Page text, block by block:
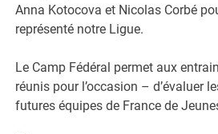
Anna Kotocova et Nicolas Corbé
représenté notre Ligue.
Le Camp Fédéral permet aux
réunis pour l’occasion – d’évaluer
futures équipes de France de